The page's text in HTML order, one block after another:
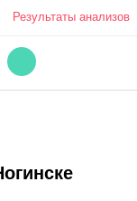
Результаты анализов